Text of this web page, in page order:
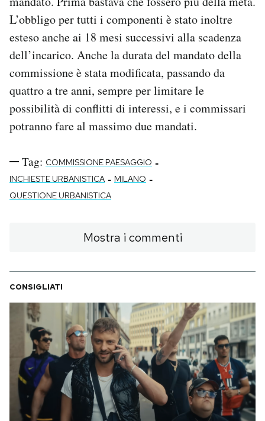
L’obbligo per tutti i componenti è stato inoltre
esteso anche ai 18 mesi successivi alla scadenza
dell’incarico. Anche la durata del mandato della
commissione è stata modificata, passando da
quattro a tre anni, sempre per limitare le
possibilità di conflitti di interessi, e i commissari
potranno fare al massimo due mandati.
Tag: COMMISSIONE PAESAGGIO -
INCHIESTE URBANISTICA - MILANO -
QUESTIONE URBANISTICA
Mostra i commenti
CONSIGLIATI